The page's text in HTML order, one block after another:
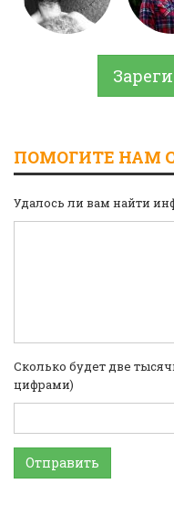
ПОМОГИТЕ НАМ
Удалось ли вам найти
Сколько будет две
цифрами)
Отправить